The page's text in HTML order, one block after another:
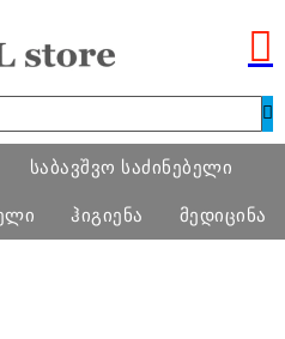
საბავშვო საძინებელი
ჰიგიენა მედიცინა